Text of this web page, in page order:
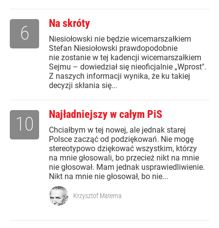
Na skróty
Niesiołowski nie będzie wicemarszałkiem
Stefan Niesiołowski prawdopodobnie
nie zostanie w tej kadencji wicemarszałkiem
Sejmu – dowiedział się nieoficjalnie „Wprost".
Z naszych informacji wynika, że ku takiej
decyzji skłania się...
6
Najładniejszy w całym PiS
Chciałbym w tej nowej, ale jednak starej
Polsce zacząć od podziękowań. Nie mogę
stereotypowo dziękować wszystkim, którzy
na mnie głosowali, bo przecież nikt na mnie
nie głosował. Mam jednak usprawiedliwienie.
Nikt na mnie nie głosował, bo nie...
10
Krzysztof Materna